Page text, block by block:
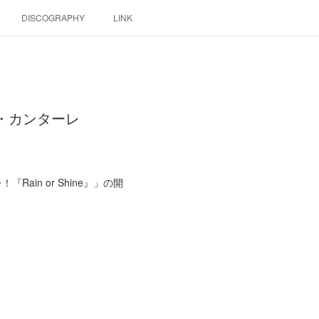
DISCOGRAPHY LINK
カンターレ
『Rain or Shine』」の開